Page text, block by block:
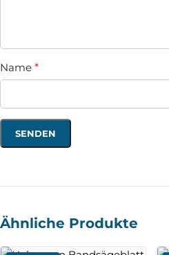
Name *
Ähnliche Produkte